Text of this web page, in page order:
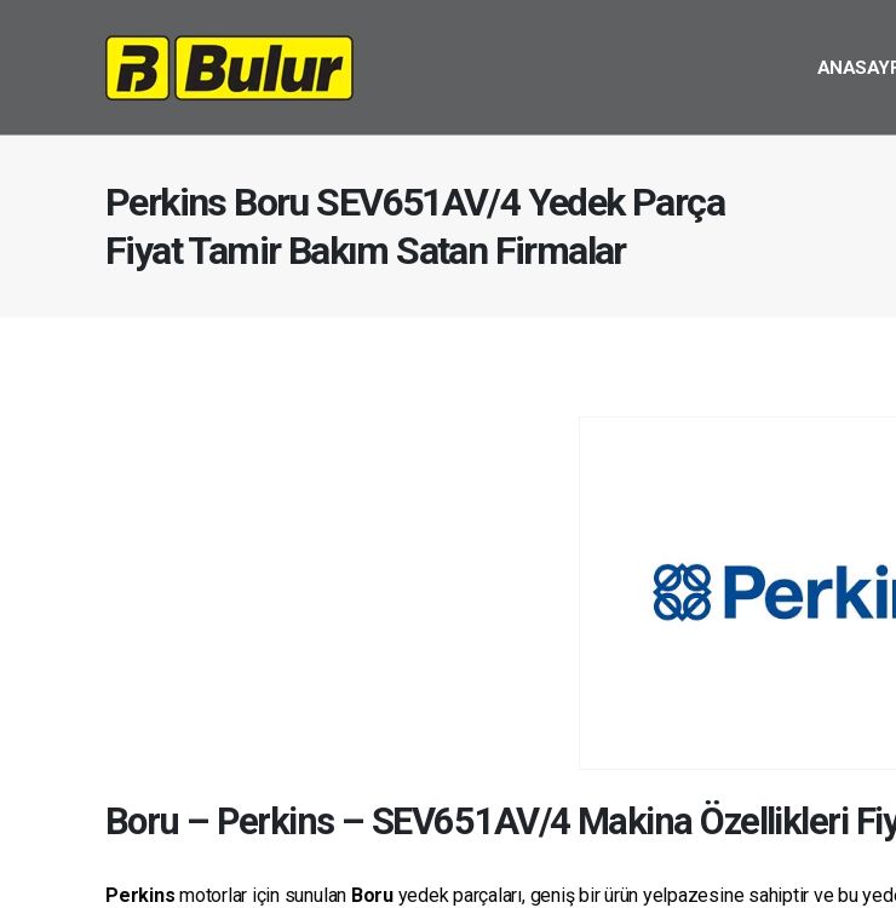
Perkins Boru SEV651AV/4 Yedek Parça
Fiyat Tamir Bakım Satan Firmalar
Boru – Perkins– SEV651AV/4Makina Özellikleri
Perkins motorlar için sunulan Boruyedek parçaları, geniş bir ürün yelpazesine sahiptir ve bu